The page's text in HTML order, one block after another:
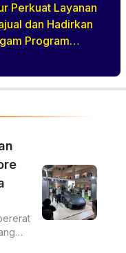
Perkuat Layanan
dan Hadirkan
Program
2026
di